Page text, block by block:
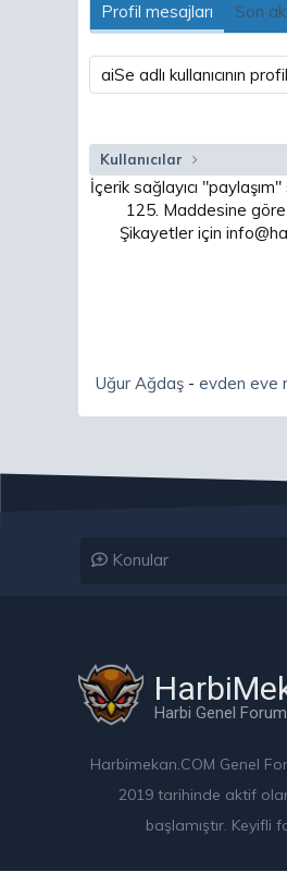
Profil mesajları Son
aiSe adlı kullanıcının
Kullanıcılar
İçerik sağlayıcı
125. Maddesine göre
Şikayetler için
Uğur Ağdaş- evden eve
Konular
Harbi Genel
Harbimekan.COM Genel
2019 tarihinde aktif
başlamıştır. Keyifli